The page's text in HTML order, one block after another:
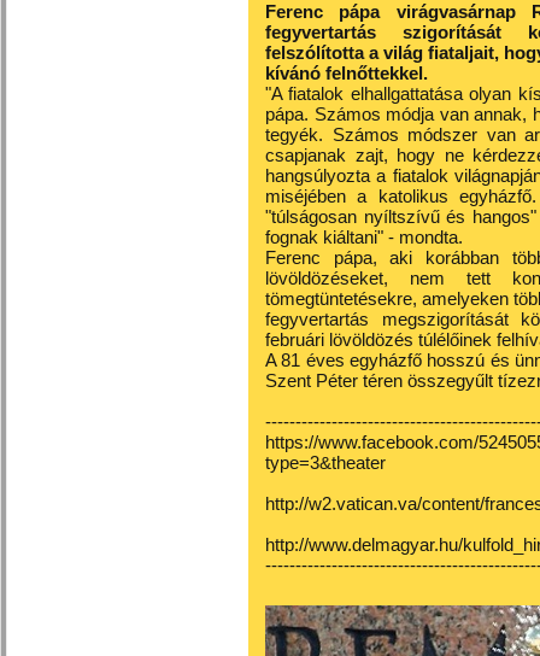
Ferenc pápa virágvasárnap
fegyvertartás szigorítását
felszólította a világ fiataljait,
kívánó felnőttekkel.
"A fiatalok elhallgattatása olyan
pápa. Számos módja van annak,
tegyék. Számos módszer van
csapjanak zajt, hogy ne
hangsúlyozta a fiatalok
miséjében a katolikus
"túlságosan nyíltszívű és
fognak kiáltani" - mondta.
Ferenc pápa, aki korábban
lövöldözéseket, nem tett
tömegtüntetésekre, amelyeken
fegyvertartás megszigorítását
februári lövöldözés túlélőinek
A 81 éves egyházfő hosszú és
Szent Péter téren összegyűlt
https://www.facebook.com/
type=3&theater
http://w2.vatican.va/content/
http://www.delmagyar.hu/